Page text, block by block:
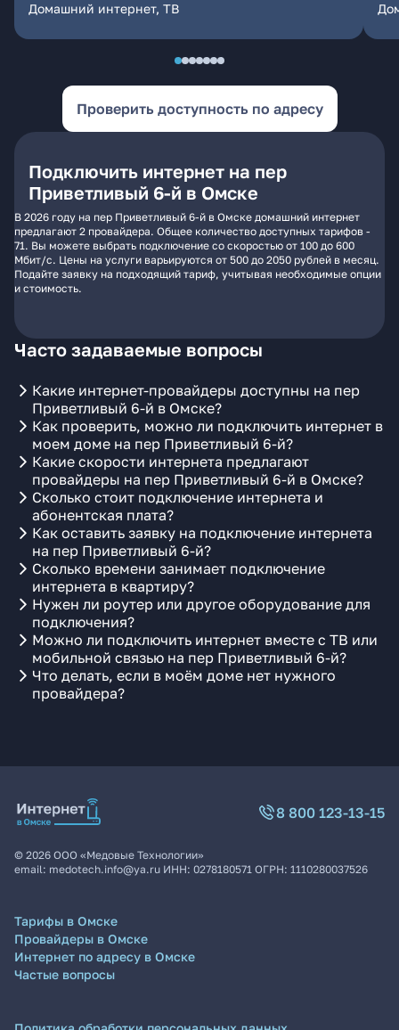
Домашний интернет, ТВ
Проверить доступность по адресу
Подключить интернет на пер
Приветливый 6-й в Омске
В 2026 году на пер Приветливый 6-й в Омске домашний интернет
предлагают 2 провайдера. Общее количество доступных тарифов -
71. Вы можете выбрать подключение со скоростью от 100 до 600
Мбит/с. Цены на услуги варьируются от 500 до 2050 рублей в месяц.
Подайте заявку на подходящий тариф, учитывая необходимые опции
и стоимость.
Часто задаваемые вопросы
Какие интернет-провайдеры доступны на пер
Приветливый 6-й в Омске?
Как проверить, можно ли подключить интернет в
моем доме на пер Приветливый 6-й?
Какие скорости интернета предлагают
провайдеры на пер Приветливый 6-й в Омске?
Сколько стоит подключение интернета и
абонентская плата?
Как оставить заявку на подключение интернета
на пер Приветливый 6-й?
Сколько времени занимает подключение
интернета в квартиру?
Нужен ли роутер или другое оборудование для
подключения?
Можно ли подключить интернет вместе с ТВ или
мобильной связью на пер Приветливый 6-й?
Что делать, если в моём доме нет нужного
провайдера?
8 800 123-13-15
© 2026 ООО «Медовые Технологии»
email: medotech.info@ya.ru ИНН: 0278180571 ОГРН: 1110280037526
Тарифы в Омске
Провайдеры в Омске
Интернет по адресу в Омске
Частые вопросы